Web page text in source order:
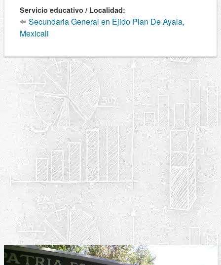
Servicio educativo / Localidad:
Secundaria General en Ejido Plan De Ayala,
Mexicali